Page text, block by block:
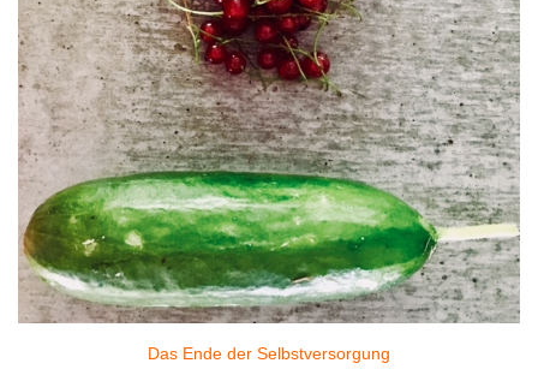
Das Ende der Selbstversorgung